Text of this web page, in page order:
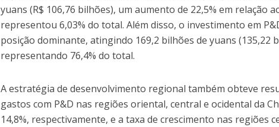
yuans (R$ 106,76 bilhões), um aumento de 22,5% em relação
representou 6,03% do total. Além disso, o investimento em
posição dominante, atingindo 169,2 bilhões de yuans (135,22
representando 76,4% do total.
A estratégia de desenvolvimento regional também obteve
gastos com P&D nas regiões oriental, central e ocidental da
14,8%, respectivamente, e a taxa de crescimento nas regiões